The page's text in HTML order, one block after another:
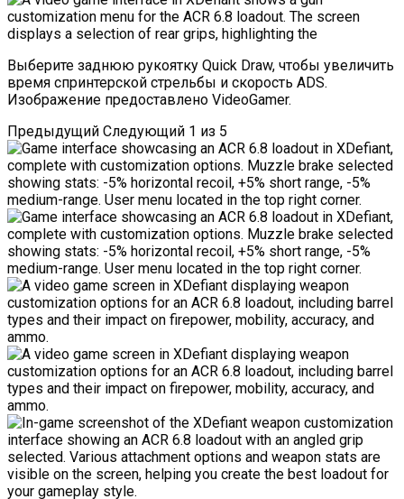
Выберите заднюю рукоятку Quick Draw, чтобы увеличить
время спринтерской стрельбы и скорость ADS.
Изображение предоставлено VideoGamer.
Предыдущий Следующий 1 из 5